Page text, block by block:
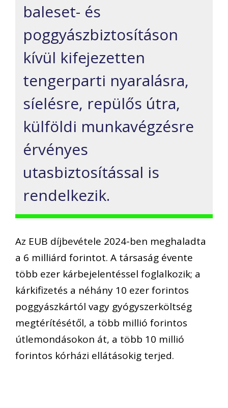
baleset- és
poggyászbiztosításon
kívül kifejezetten
tengerparti nyaralásra,
síelésre, repülős útra,
külföldi munkavégzésre
érvényes
utasbiztosítással is
rendelkezik.
Az EUB díjbevétele 2024-ben meghaladta
a 6 milliárd forintot. A társaság évente
több ezer kárbejelentéssel foglalkozik; a
kárkifizetés a néhány 10 ezer forintos
poggyászkártól vagy gyógyszerköltség
megtérítésétől, a több millió forintos
útlemondásokon át, a több 10 millió
forintos kórházi ellátásokig terjed.